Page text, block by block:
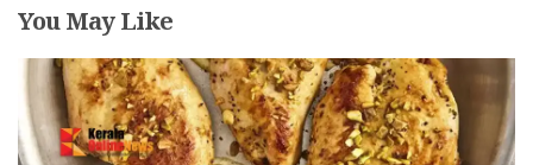
You May Like